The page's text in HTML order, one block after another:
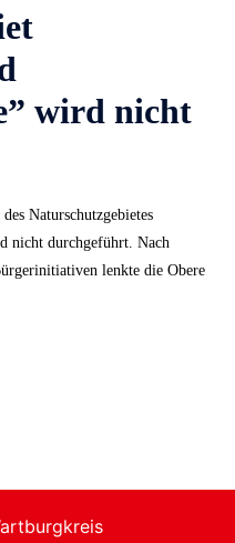
wird nicht
Naturschutzgebietes
nicht durchgeführt. Nach
lenkte die Obere